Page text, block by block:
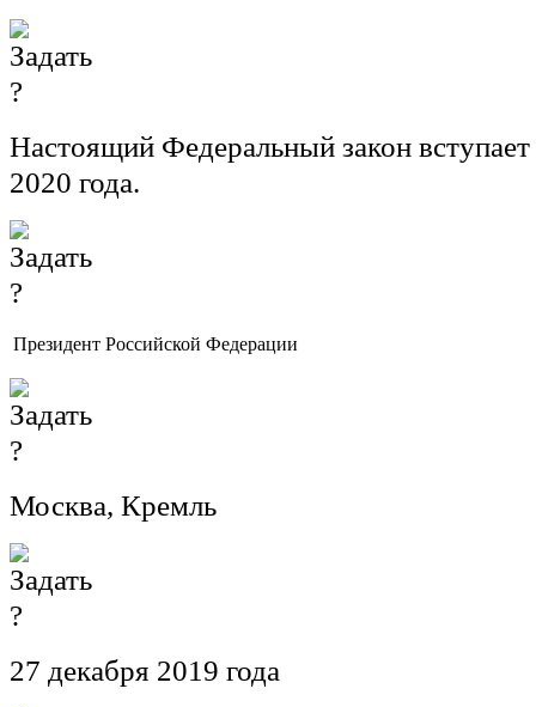
Настоящий Федеральный закон вступает
2020 года.
Президент Российской Федерации
Москва, Кремль
27 декабря 2019 года